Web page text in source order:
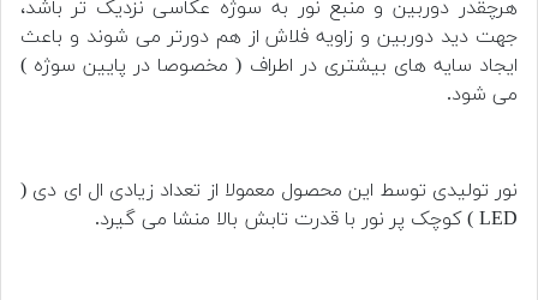
هرچقدر دوربین و منبع نور به سوژه عکاسی نزدیک تر باشد،
جهت دید دوربین و زاویه فلاش از هم دورتر می شوند و باعث
ایجاد سایه های بیشتری در اطراف ( مخصوصا در پایین سوژه )
می شود.
نور تولیدی توسط این محصول معمولا از تعداد زیادی ال ای دی (
LED ) کوچک پر نور با قدرت تابش بالا منشا می گیرد.